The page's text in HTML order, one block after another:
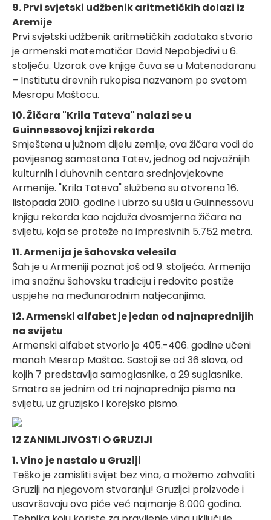
9. Prvi svjetski udžbenik aritmetičkih dolazi iz
Aremije
Prvi svjetski udžbenik aritmetičkih zadataka stvorio
je armenski matematičar David Nepobjedivi u 6.
stoljeću. Uzorak ove knjige čuva se u Matenadaranu
– Institutu drevnih rukopisa nazvanom po svetom
Mesropu Maštocu.
10. Žičara "Krila Tateva" nalazi se u
Guinnessovoj knjizi rekorda
Smještena u južnom dijelu zemlje, ova žičara vodi do
povijesnog samostana Tatev, jednog od najvažnijih
kulturnih i duhovnih centara srednjovjekovne
Armenije. "Krila Tateva" službeno su otvorena 16.
listopada 2010. godine i ubrzo su ušla u Guinnessovu
knjigu rekorda kao najduža dvosmjerna žičara na
svijetu, koja se proteže na impresivnih 5.752 metra.
11. Armenija je šahovska velesila
Šah je u Armeniji poznat još od 9. stoljeća. Armenija
ima snažnu šahovsku tradiciju i redovito postiže
uspjehe na međunarodnim natjecanjima.
12. Armenski alfabet je jedan od najnaprednijih
na svijetu
Armenski alfabet stvorio je 405.-406. godine učeni
monah Mesrop Maštoc. Sastoji se od 36 slova, od
kojih 7 predstavlja samoglasnike, a 29 suglasnike.
Smatra se jednim od tri najnaprednija pisma na
svijetu, uz gruzijsko i korejsko pismo.
12 ZANIMLJIVOSTI O GRUZIJI
1. Vino je nastalo u Gruziji
Teško je zamisliti svijet bez vina, a možemo zahvaliti
Gruziji na njegovom stvaranju! Gruzijci proizvode i
usavršavaju ovo piće već najmanje 8.000 godina.